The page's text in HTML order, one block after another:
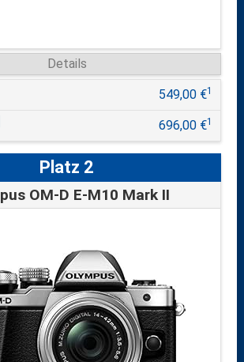
Details
549,00 €1
696,00 €1
Platz 2
OM-D E-M10 Mark II